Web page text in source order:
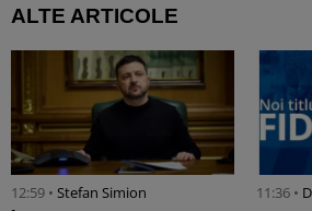
ALTE ARTICOLE
12:59 • Stefan Simion 11:36 •